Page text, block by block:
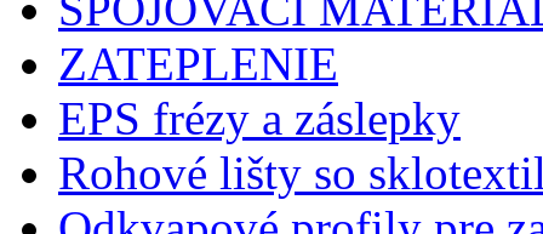
ZATEPLENIE
EPS frézy a záslepky
Rohové lišty so